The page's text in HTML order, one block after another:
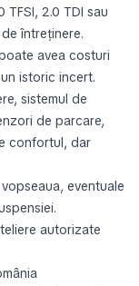
2.0 TDI sau
întreținere.
avea costuri
istoric incert.
sistemul de
de parcare,
confortul, dar
eventuale
autorizate